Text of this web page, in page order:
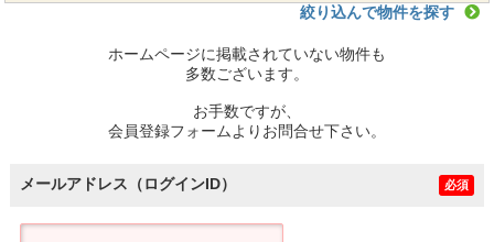
絞り込んで物件を探す
ホームページに掲載されていない物件も
多数ございます。
お手数ですが、
会員登録フォームよりお問合せ下さい。
メールアドレス（ログインID） 必須